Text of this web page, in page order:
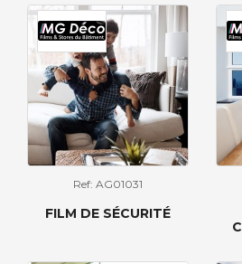
Ref: AG01031
FILM DE SÉCURITÉ